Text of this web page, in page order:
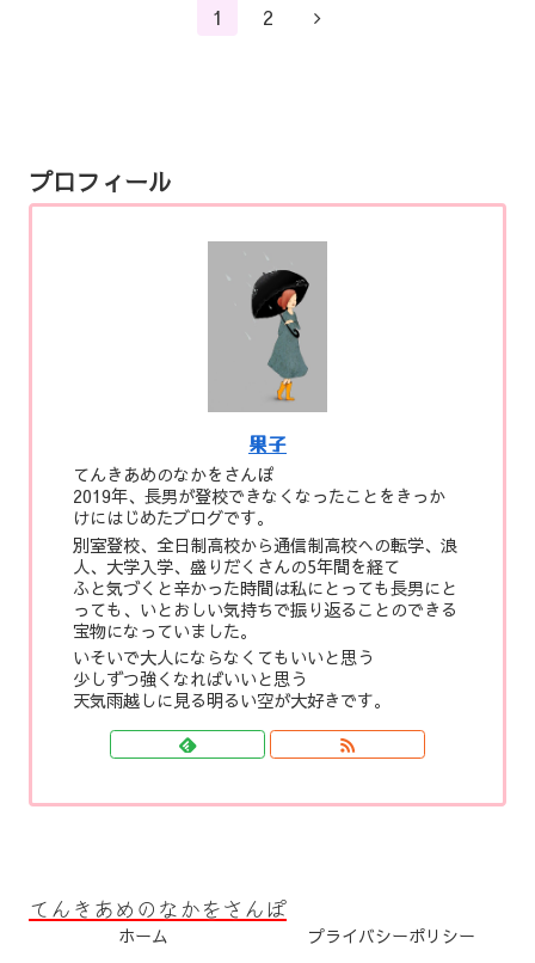
1 2
次
プロフィール
果子
てんきあめのなかをさんぽ
2019年、長男が登校できなくなったことをきっか
けにはじめたブログです。
別室登校、全日制高校から通信制高校への転学、浪
人、大学入学、盛りだくさんの5年間を経て
ふと気づくと辛かった時間は私にとっても長男にと
っても、いとおしい気持ちで振り返ることのできる
宝物になっていました。
いそいで大人にならなくてもいいと思う
少しずつ強くなればいいと思う
天気雨越しに見る明るい空が大好きです。
てんきあめのなかをさんぽ
ホーム
プライバシーポリシー